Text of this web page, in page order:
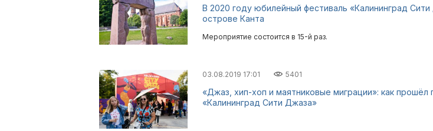
В 2020 году юбилейный фестиваль «Калининград
острове Канта
Мероприятие состоится в 15-й раз.
03.08.2019 17:01 5401
«Джаз, хип-хоп и маятниковые миграции»: как прошёл
«Калининград Сити Джаза»